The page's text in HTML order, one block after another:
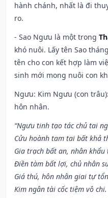
hành chánh, nhất là đi
ro.
- Sao Ngưu là một trong
khó nuôi. Lấy tên Sao
tên cho con kết hợp làm
sinh mới mong nuôi con
Ngưu: Kim Ngưu (con
hôn nhân.
“Ngưu tinh tạo tác chủ tai
Cửu hoành tam tai bất khả
Gia trạch bất an, nhân khẩu
Điền tàm bất lợi, chủ nhân
Giá thú, hôn nhân giai tự
Kim ngân tài cốc tiệm vô chi.